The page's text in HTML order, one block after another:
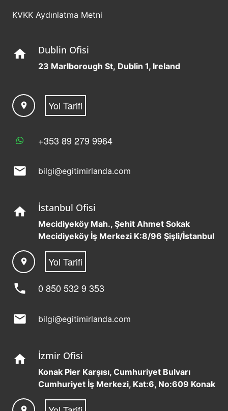
KVKK Aydınlatma Metni
home Dublin Ofisi
23 Marlborough St, Dublin 1, Ireland
location_on Yol Tarifi
+353 89 279 9964
mail bilgi@egitimirlanda.com
home İstanbul Ofisi
Mecidiyeköy Mah., Şehit Ahmet Sokak
Mecidiyeköy İş Merkezi K:8/96 Şişli/İstanbul
location_on Yol Tarifi
phone 0 850 532 9 353
mail bilgi@egitimirlanda.com
home İzmir Ofisi
Konak Pier Karşısı, Cumhuriyet Bulvarı
Cumhuriyet İş Merkezi, Kat:6, No:609 Konak